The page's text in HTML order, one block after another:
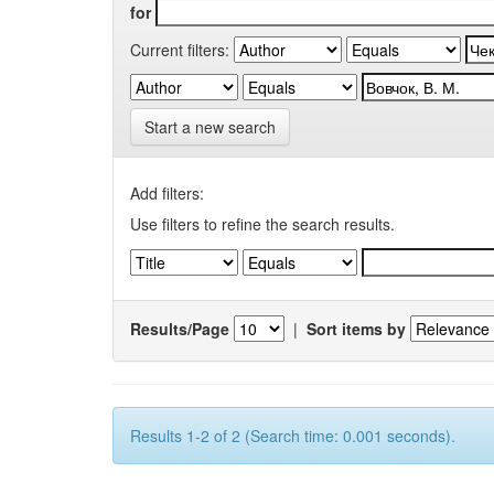
for
Current filters:
Start a new search
Add filters:
Use filters to refine the search results.
Results/Page | Sort items by
Results 1-2 of 2 (Search time: 0.001 seconds).